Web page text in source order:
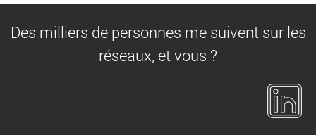
Des milliers de personnes me suivent sur les
réseaux, et vous ?